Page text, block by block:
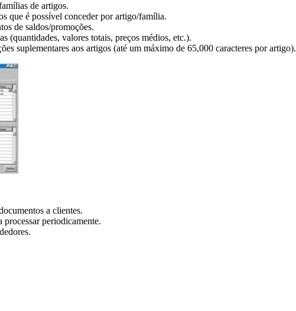
de artigos.
que é possível conceder por artigo/família.
de saldos/promoções.
(quantidades, valores totais, preços médios, etc.).
suplementares aos artigos (até um máximo de 65,000 caracteres por artigo).
a clientes.
processar periodicamente.